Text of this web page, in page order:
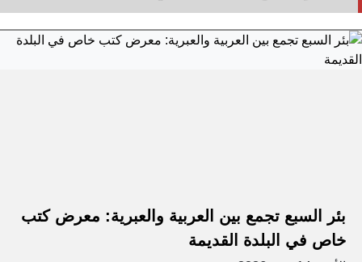
بئر السبع تجمع بين العربية والعبرية: معرض كتب
خاص في البلدة القديمة